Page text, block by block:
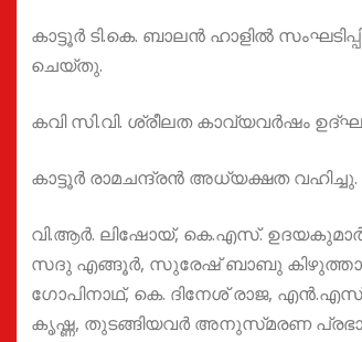
കാട്ടൂർ ടി.കെ. ബാലൻ ഹാളിൽ
ചെയ്തു.
കവി സി.വി. ശ്രീലത കാവ്യവർഷം
കാട്ടൂർ രാമചന്ദ്രൻ അധ്യക്ഷത വഹിച്ചു.
വി.ആർ. ലിഷോയ്, കെ.എസ്.
സദു എങ്ങൂർ, സുരേഷ് ബാബു കിഴുത്താണി,
ഗോപിനാഥ്, കെ. ദിനേശ് രാജ,
കൃഷ്ണ, തുടങ്ങിയവർ അനുസ്‌മരണ